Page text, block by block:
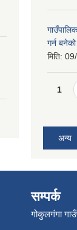
गर्न
मिति:
1
अन्य
सम्पर्क
गोकुलगंगा